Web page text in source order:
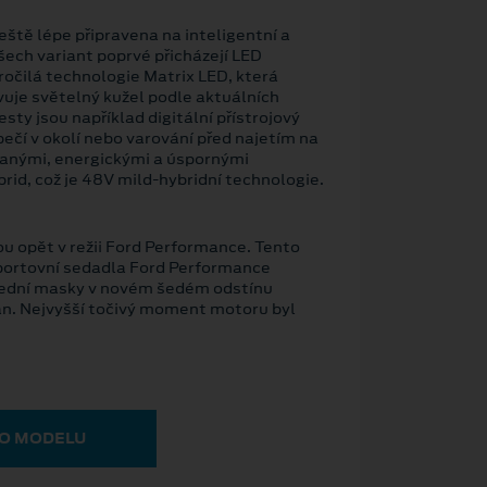
lépe připravena na inteligentní a
variant poprvé přicházejí LED
technologie Matrix LED, která
světelný kužel podle aktuálních
jsou například digitální přístrojový
v okolí nebo varování před najetím na
energickými a úspornými
což je 48V mild-hybridní technologie.
opět v režii Ford Performance. Tento
sedadla Ford Performance
masky v novém šedém odstínu
Nejvyšší točivý moment motoru byl
MODELU